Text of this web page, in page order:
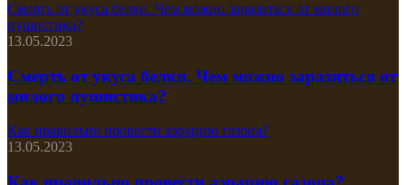
Смерть от укуса белки. Чем можно заразиться от милого
пушистика?
13.05.2023
Смерть от укуса белки. Чем можно заразиться от
милого пушистика?
Как правильно провести аэрацию газона?
13.05.2023